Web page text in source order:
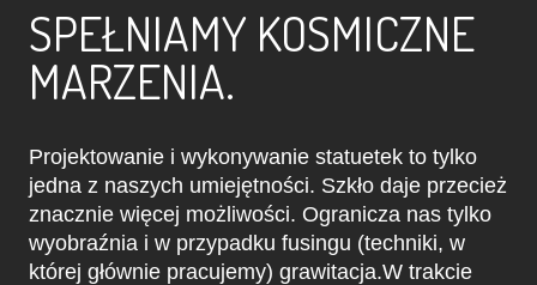
SPEŁNIAMY KOSMICZNE
MARZENIA.
Projektowanie i wykonywanie statuetek to tylko
jedna z naszych umiejętności. Szkło daje przecież
znacznie więcej możliwości. Ogranicza nas tylko
wyobraźnia i w przypadku fusingu (techniki, w
której głównie pracujemy) grawitacja.W trakcie